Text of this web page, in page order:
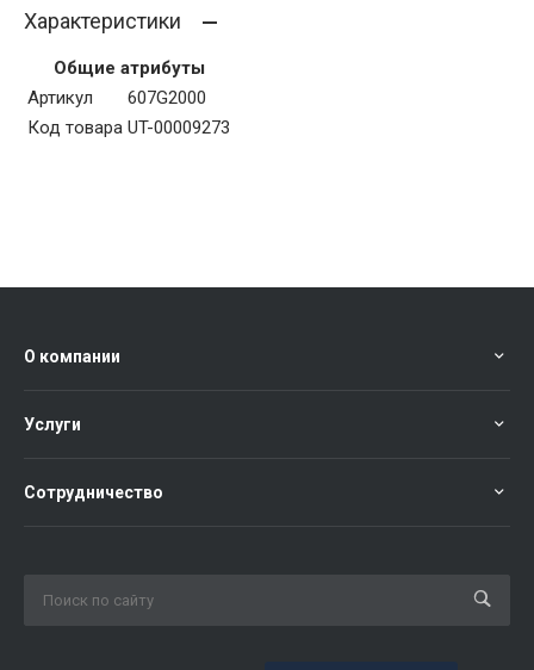
Характеристики
Общие атрибуты
Артикул
607G2000
Код товара UT-00009273
О компании
Услуги
Сотрудничество